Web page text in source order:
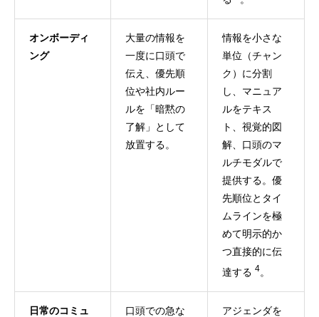
オンボーディ
ング
大量の情報を
一度に口頭で
伝え、優先順
位や社内ルー
ルを「暗黙の
了解」として
放置する。
情報を小さな
単位（チャン
ク）に分割
し、マニュア
ルをテキス
ト、視覚的図
解、口頭のマ
ルチモダルで
提供する。優
先順位とタイ
ムラインを極
めて明示的か
つ直接的に伝
達する 4。
日常のコミュ
口頭での急な
アジェンダを